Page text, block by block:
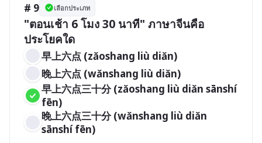
# 9 เลือกประเภท
"ตอนเช้า 6 โมง 30 นาที" ภาษาจีนคือ
ประโยคใด
早上六点 (zǎoshang liù diǎn)
晚上六点 (wǎnshang liù diǎn)
早上六点三十分 (zǎoshang liù diǎn sānshí
fēn)
晚上六点三十分 (wǎnshang liù diǎn
sānshí fēn)